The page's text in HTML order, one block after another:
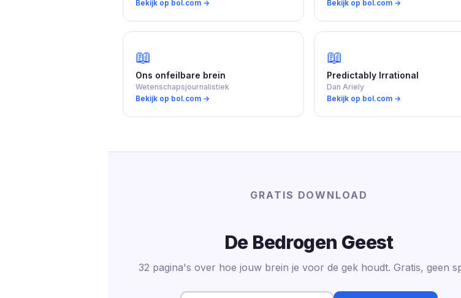
Bekijk op bol.com →
Bekijk op bol.com →
📖
Ons onfeilbare brein
Wetenschapsjournalistiek
Bekijk op bol.com →
📖
Predictably Irrational
Dan Ariely
Bekijk op bol.com →
GRATIS DOWNLOAD
De Bedrogen Geest
32 pagina's over hoe jouw brein je voor de gek houdt. Gratis, geen